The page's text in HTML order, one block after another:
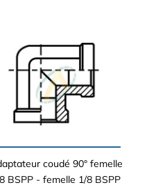
coudé 90° femelle
BSPP - femelle 1/8 BSPP